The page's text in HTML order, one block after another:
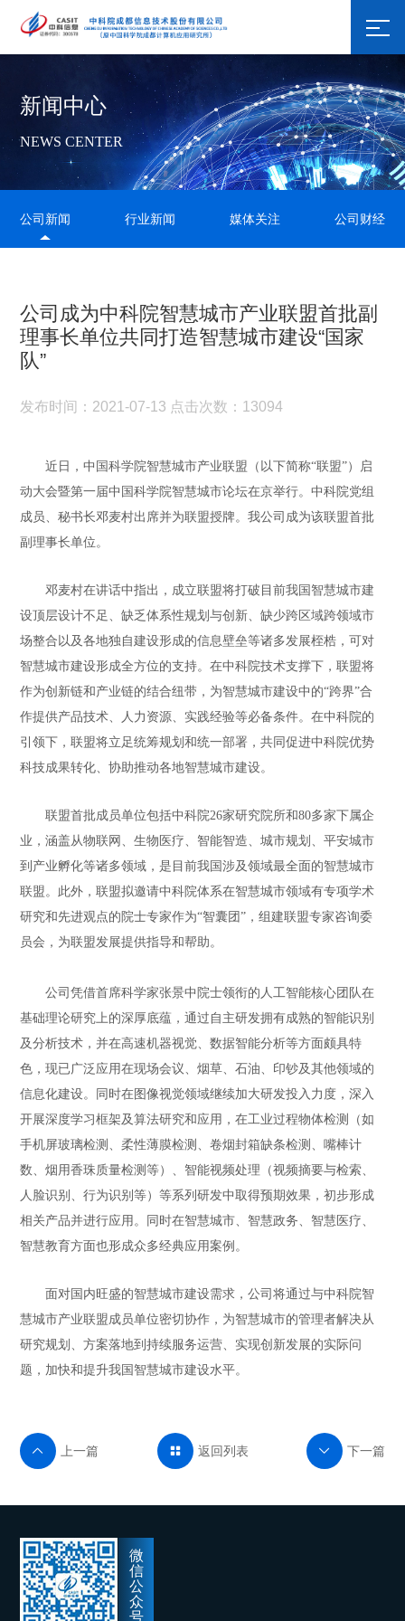
新闻中心
NEWS CENTER
公司新闻 行业新闻 媒体关注 公司财经
公司成为中科院智慧城市产业联盟首批副
理事长单位共同打造智慧城市建设“国家
队”
发布时间：2021-07-13 点击次数：13094
近日，中国科学院智慧城市产业联盟（以下简称“联盟”）启
动大会暨第一届中国科学院智慧城市论坛在京举行。中科院党组
成员、秘书长邓麦村出席并为联盟授牌。我公司成为该联盟首批
副理事长单位。
邓麦村在讲话中指出，成立联盟将打破目前我国智慧城市建
设顶层设计不足、缺乏体系性规划与创新、缺少跨区域跨领域市
场整合以及各地独自建设形成的信息壁垒等诸多发展桎梏，可对
智慧城市建设形成全方位的支持。在中科院技术支撑下，联盟将
作为创新链和产业链的结合纽带，为智慧城市建设中的“跨界”合
作提供产品技术、人力资源、实践经验等必备条件。在中科院的
引领下，联盟将立足统筹规划和统一部署，共同促进中科院优势
科技成果转化、协助推动各地智慧城市建设。
联盟首批成员单位包括中科院26家研究院所和80多家下属企
业，涵盖从物联网、生物医疗、智能智造、城市规划、平安城市
到产业孵化等诸多领域，是目前我国涉及领域最全面的智慧城市
联盟。此外，联盟拟邀请中科院体系在智慧城市领域有专项学术
研究和先进观点的院士专家作为“智囊团”，组建联盟专家咨询委
员会，为联盟发展提供指导和帮助。
公司凭借首席科学家张景中院士领衔的人工智能核心团队在
基础理论研究上的深厚底蕴，通过自主研发拥有成熟的智能识别
及分析技术，并在高速机器视觉、数据智能分析等方面颇具特
色，现已广泛应用在现场会议、烟草、石油、印钞及其他领域的
信息化建设。同时在图像视觉领域继续加大研发投入力度，深入
开展深度学习框架及算法研究和应用，在工业过程物体检测（如
手机屏玻璃检测、柔性薄膜检测、卷烟封箱缺条检测、嘴棒计
数、烟用香珠质量检测等）、智能视频处理（视频摘要与检索、
人脸识别、行为识别等）等系列研发中取得预期效果，初步形成
相关产品并进行应用。同时在智慧城市、智慧政务、智慧医疗、
智慧教育方面也形成众多经典应用案例。
面对国内旺盛的智慧城市建设需求，公司将通过与中科院智
慧城市产业联盟成员单位密切协作，为智慧城市的管理者解决从
研究规划、方案落地到持续服务运营、实现创新发展的实际问
题，加快和提升我国智慧城市建设水平。
 上一篇  返回列表  下一篇
微
信
公
众
号